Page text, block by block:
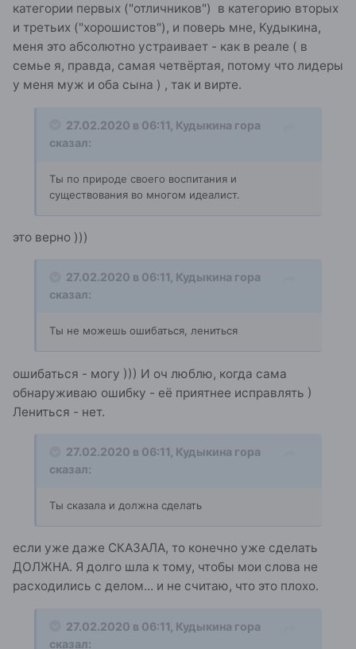
категории первых ("отличников") в категорию вторых
и третьих ("хорошистов"), и поверь мне, Кудыкина,
меня это абсолютно устраивает - как в реале ( в
семье я, правда, самая четвёртая, потому что лидеры
у меня муж и оба сына ) , так и вирте.
27.02.2020 в 06:11, Кудыкина гора
сказал:
Ты по природе своего воспитания и
существования во многом идеалист.
это верно )))
27.02.2020 в 06:11, Кудыкина гора
сказал:
Ты не можешь ошибаться, лениться
ошибаться - могу ))) И оч люблю, когда сама
обнаруживаю ошибку - её приятнее исправлять )
Лениться - нет.
27.02.2020 в 06:11, Кудыкина гора
сказал:
Ты сказала и должна сделать
если уже даже СКАЗАЛА, то конечно уже сделать
ДОЛЖНА. Я долго шла к тому, чтобы мои слова не
расходились с делом... и не считаю, что это плохо.
27.02.2020 в 06:11, Кудыкина гора
сказал: